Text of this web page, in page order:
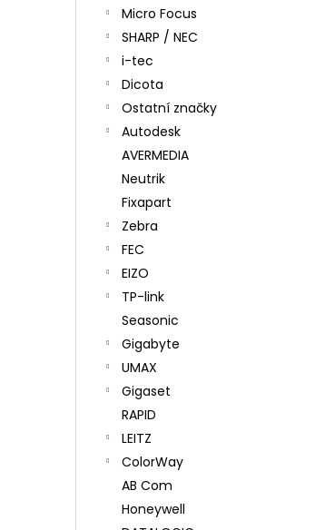
Micro Focus
SHARP / NEC
i-tec
Dicota
Ostatní značky
Autodesk
AVERMEDIA
Neutrik
Fixapart
Zebra
FEC
EIZO
TP-link
Seasonic
Gigabyte
UMAX
Gigaset
RAPID
LEITZ
ColorWay
AB Com
Honeywell